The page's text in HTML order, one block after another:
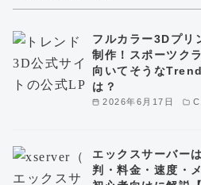
2026年6月17日
フルカラー3Dプリ
制作！スポーツク
向いてそうな
は？
エックスサーバー
判・料金・速度・